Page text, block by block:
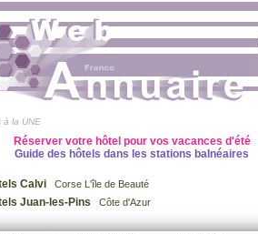
à la UNE
Réserver votre hôtel pour vos vacances d'été
Guide des hôtels dans les stations balnéaires
Calvi Corse L'île de Beauté
Juan-les-Pins Côte d'Azur